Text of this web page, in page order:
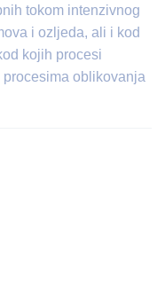
tokom intenzivnog
i ozljeda, ali i kod
kojih procesi
oblikovanja